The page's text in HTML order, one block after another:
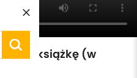
książkę (w